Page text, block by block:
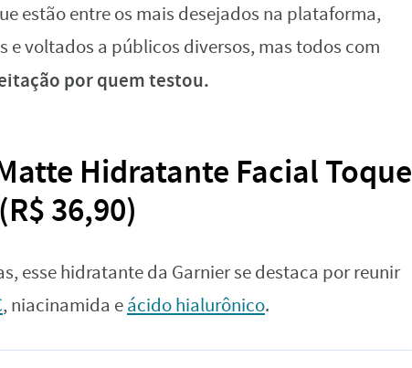
estão entre os mais desejados na plataforma,
e voltados a públicos diversos, mas todos com
por quem testou.
Hidratante Facial Toque
36,90)
esse hidratante da Garnier se destaca por reunir
, niacinamida eácido hialurônico.